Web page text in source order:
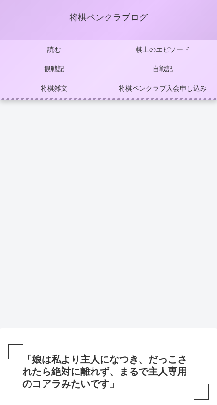
将棋ペンクラブログ
読む 棋士のエピソード
観戦記 自戦記
将棋雑文 将棋ペンクラブ入会申し込み
「娘は私より主人になつき、だっこさ
れたら絶対に離れず、まるで主人専用
のコアラみたいです」